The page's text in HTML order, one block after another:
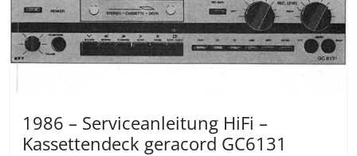
1986 – Serviceanleitung HiFi –
Kassettendeck geracord GC6131